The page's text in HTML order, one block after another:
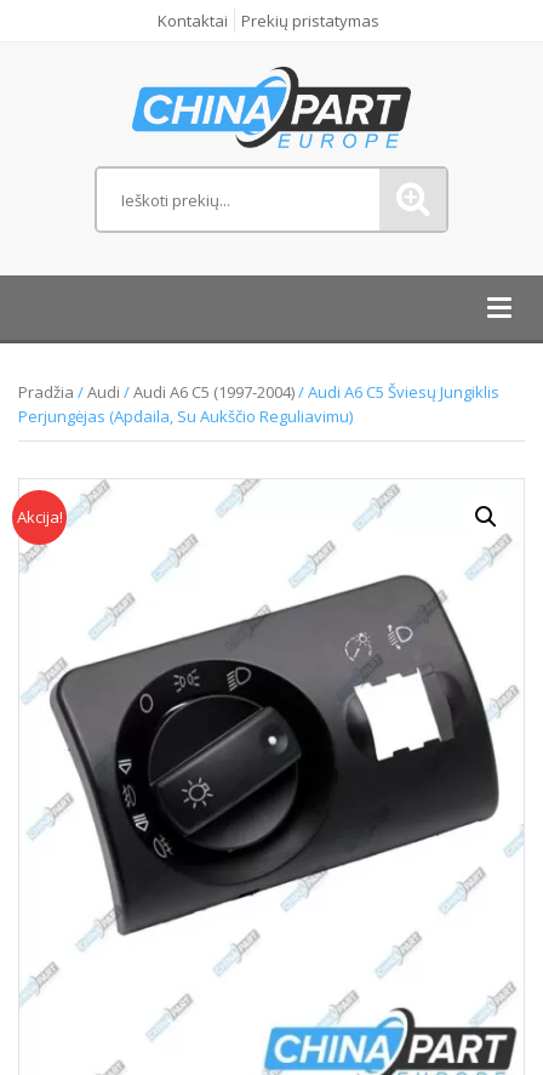
Kontaktai Prekių pristatymas
Pradžia /Audi /Audi A6 C5 (1997-2004)/ Audi A6 C5 Šviesų Jungiklis
Perjungėjas (Apdaila, Su Aukščio Reguliavimu)
Akcija!